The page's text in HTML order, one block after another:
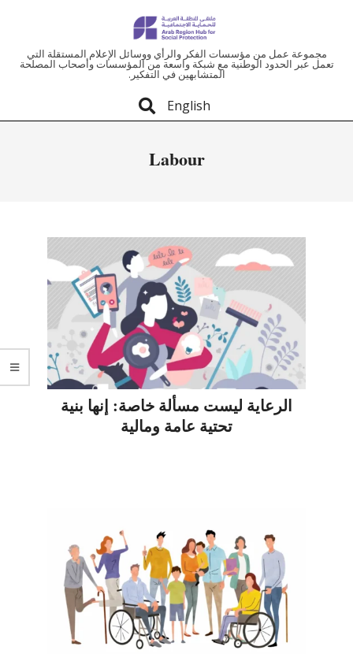
ملتقى
مجموعة عمل من مؤسسات الفكر والرأي ووسائل الإعلام المستقلة التي
تعمل عبر الحدود الوطنية مع شبكة واسعة من المؤسسات وأصحاب المصلحة
المتشابهين في التفكير.
English
Labour
الرعاية ليست مسألة خاصة: إنها بنية
تحتية عامة ومالية